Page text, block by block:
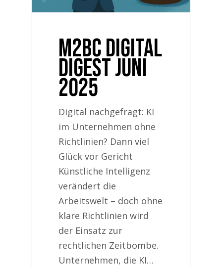
M2BC Digital
Digest Juni
2025
Digital nachgefragt: KI
im Unternehmen ohne
Richtlinien? Dann viel
Glück vor Gericht
Künstliche Intelligenz
verändert die
Arbeitswelt – doch ohne
klare Richtlinien wird
der Einsatz zur
rechtlichen Zeitbombe.
Unternehmen, die KI…